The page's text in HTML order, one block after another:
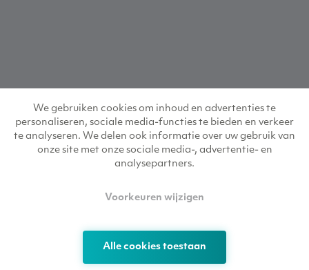
We gebruiken cookies om inhoud en advertenties te
personaliseren, sociale media-functies te bieden en verkeer
te analyseren. We delen ook informatie over uw gebruik van
onze site met onze sociale media-, advertentie- en
analysepartners.
Voorkeuren wijzigen
Alle cookies toestaan